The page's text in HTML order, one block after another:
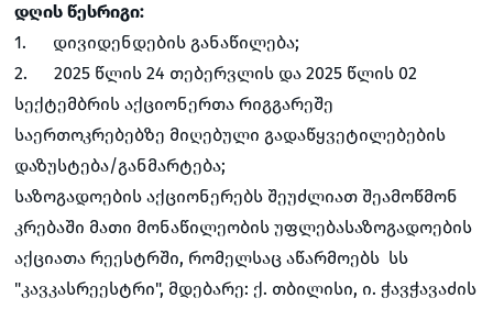
დღის წესრიგი:
1. დივიდენდების განაწილება;
2. 2025 წლის 24 თებერვლის და 2025 წლის 02
სექტემბრის აქციონერთა რიგგარეშე
საერთოკრებებზე მიღებული გადაწყვეტილებების
დაზუსტება/განმარტება;
საზოგადოების აქციონერებს შეუძლიათ შეამოწმონ
კრებაში მათი მონაწილეობის უფლებასაზოგადოების
აქციათა რეესტრში, რომელსაც აწარმოებს სს
"კავკასრეესტრი", მდებარე: ქ. თბილისი, ი. ჭავჭავაძის